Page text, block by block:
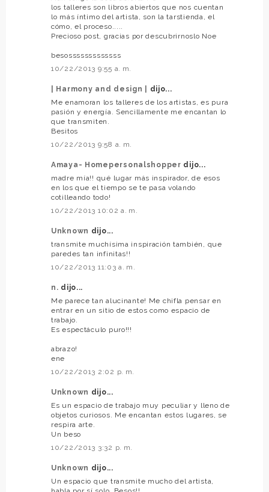
los talleres son libros abiertos que nos cuentan
lo más íntimo del artista, son la tarstienda, el
cómo, el proceso.....
Precioso post, gracias por descubrirnoslo Noe
besosssssssssssss
10/22/2013 9:55 a. m.
| Harmony and design |
dijo...
Me enamoran los talleres de los artistas, es pura
pasión y energía. Sencillamente me encantan lo
que transmiten.
Besitos
10/22/2013 9:58 a. m.
Amaya- Homepersonalshopper dijo...
madre mía!! qué lugar más inspirador, de esos
en los que el tiempo se te pasa volando
cotilleando todo!
10/22/2013 10:02 a. m.
Unknown dijo...
transmite muchísima inspiración también, que
paredes tan infinitas!!
10/22/2013 11:03 a. m.
n. dijo...
Me parece tan alucinante! Me chifla pensar en
entrar en un sitio de estos como espacio de
trabajo.
Es espectáculo puro!!!
abrazo!
ene
10/22/2013 2:02 p. m.
Unknown dijo...
Es un espacio de trabajo muy peculiar y lleno de
objetos curiosos. Me encantan estos lugares, se
respira arte.
Un beso
10/22/2013 3:32 p. m.
Unknown dijo...
Un espacio que transmite mucho del artista,